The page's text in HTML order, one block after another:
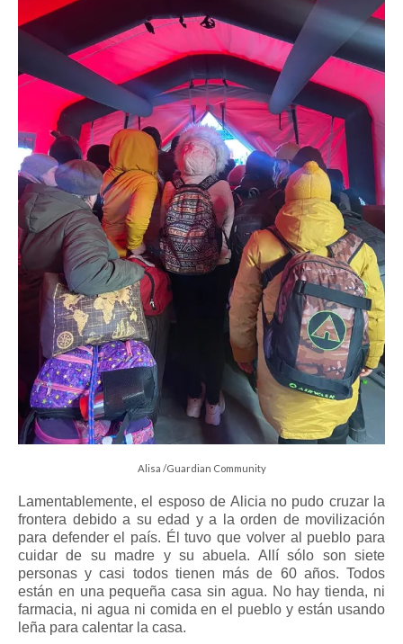
Alisa /Guardian Community
Lamentablemente, el esposo de Alicia no pudo cruzar la
frontera debido a su edad y a la orden de movilización
para defender el país. Él tuvo que volver al pueblo para
cuidar de su madre y su abuela. Allí sólo son siete
personas y casi todos tienen más de 60 años. Todos
están en una pequeña casa sin agua. No hay tienda, ni
farmacia, ni agua ni comida en el pueblo y están usando
leña para calentar la casa.